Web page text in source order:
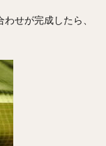
せが完成したら、